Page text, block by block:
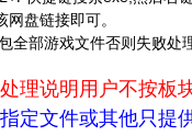
盘链接即可。
全部游戏文件否则失败处
理说明用户不按
定文件或其他只提